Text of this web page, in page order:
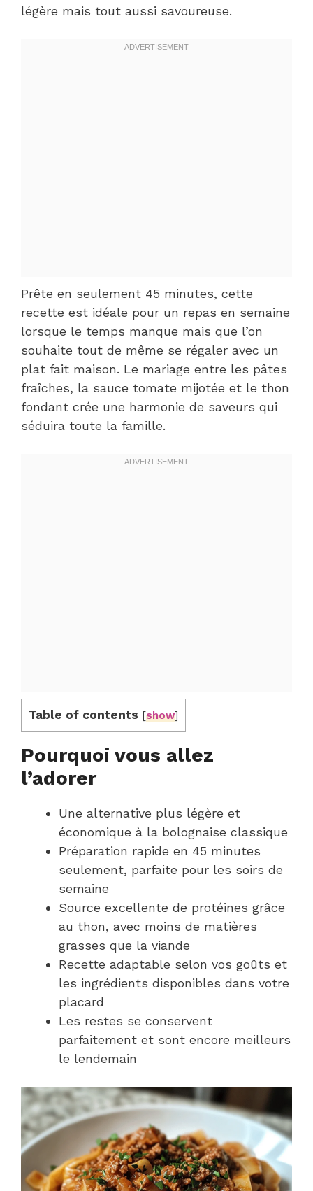
légère mais tout aussi savoureuse.
Prête en seulement 45 minutes, cette
recette est idéale pour un repas en semaine
lorsque le temps manque mais que l’on
souhaite tout de même se régaler avec un
plat fait maison. Le mariage entre les pâtes
fraîches, la sauce tomate mijotée et le thon
fondant crée une harmonie de saveurs qui
séduira toute la famille.
Table of contents [show]
Pourquoi vous allez
l’adorer
Une alternative plus légère et
économique à la bolognaise classique
Préparation rapide en 45 minutes
seulement, parfaite pour les soirs de
semaine
Source excellente de protéines grâce
au thon, avec moins de matières
grasses que la viande
Recette adaptable selon vos goûts et
les ingrédients disponibles dans votre
placard
Les restes se conservent
parfaitement et sont encore meilleurs
le lendemain